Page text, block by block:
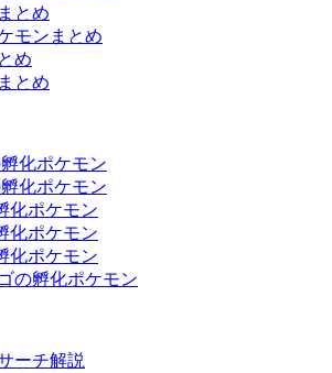
とめ
モンまとめ
め
とめ
化ポケモン
化ポケモン
化ポケモン
化ポケモン
化ポケモン
の孵化ポケモン
ーチ解説